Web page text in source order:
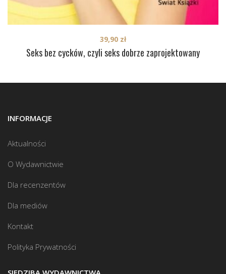
Seks bez cycków, czyli seks dobrze zaprojektowany
39,90 zł
INFORMACJE
Aktualności
O Wydawnictwie
Dla recenzentów
Dla mediów
Kontakt
Polityka Prywatności